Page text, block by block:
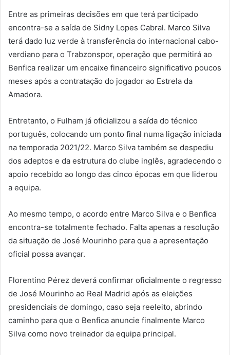
Entre as primeiras decisões em que terá participado
encontra-se a saída de Sidny Lopes Cabral. Marco Silva
terá dado luz verde à transferência do internacional cabo-
verdiano para o Trabzonspor, operação que permitirá ao
Benfica realizar um encaixe financeiro significativo poucos
meses após a contratação do jogador ao Estrela da
Amadora.
Entretanto, o Fulham já oficializou a saída do técnico
português, colocando um ponto final numa ligação iniciada
na temporada 2021/22. Marco Silva também se despediu
dos adeptos e da estrutura do clube inglês, agradecendo o
apoio recebido ao longo das cinco épocas em que liderou
a equipa.
Ao mesmo tempo, o acordo entre Marco Silva e o Benfica
encontra-se totalmente fechado. Falta apenas a resolução
da situação de José Mourinho para que a apresentação
oficial possa avançar.
Florentino Pérez deverá confirmar oficialmente o regresso
de José Mourinho ao Real Madrid após as eleições
presidenciais de domingo, caso seja reeleito, abrindo
caminho para que o Benfica anuncie finalmente Marco
Silva como novo treinador da equipa principal.